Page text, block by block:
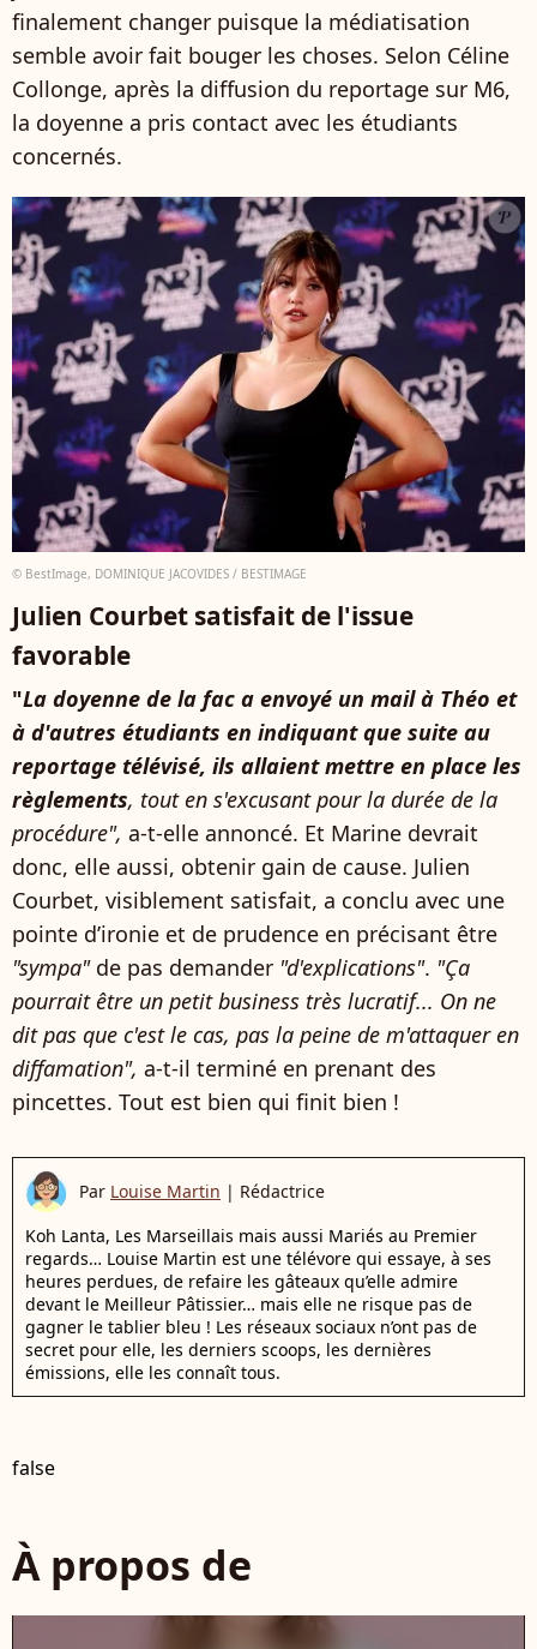
finalement changer puisque la médiatisation
semble avoir fait bouger les choses. Selon Céline
Collonge, après la diffusion du reportage sur M6,
la doyenne a pris contact avec les étudiants
concernés.
© BestImage, DOMINIQUE JACOVIDES / BESTIMAGE
Julien Courbet satisfait de l'issue
favorable
"La doyenne de la fac a envoyé un mail à Théo et
à d'autres étudiants en indiquant que suite au
reportage télévisé, ils allaient mettre en place les
règlements, tout en s'excusant pour la durée de la
procédure", a-t-elle annoncé. Et Marine devrait
donc, elle aussi, obtenir gain de cause. Julien
Courbet, visiblement satisfait, a conclu avec une
pointe d’ironie et de prudence en précisant être
"sympa"de pas demander "d'explications". "Ça
pourrait être un petit business très lucratif... On ne
dit pas que c'est le cas, pas la peine de m'attaquer en
diffamation", a-t-il terminé en prenant des
pincettes. Tout est bien qui finit bien !
Par Louise Martin | Rédactrice
Koh Lanta, Les Marseillais mais aussi Mariés au Premier
regards… Louise Martin est une télévore qui essaye, à ses
heures perdues, de refaire les gâteaux qu’elle admire
devant le Meilleur Pâtissier… mais elle ne risque pas de
gagner le tablier bleu ! Les réseaux sociaux n’ont pas de
secret pour elle, les derniers scoops, les dernières
émissions, elle les connaît tous.
false
À propos de